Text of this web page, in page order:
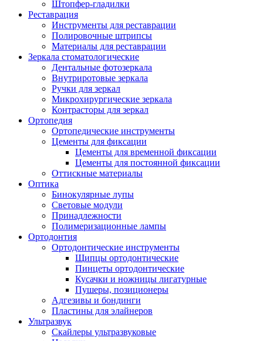
Штопфер-гладилки
Реставрация
Инструменты для реставрации
Полировочные штрипсы
Материалы для реставрации
Зеркала стоматологические
Дентальные фотозеркала
Внутриротовые зеркала
Ручки для зеркал
Микрохирургические зеркала
Контрасторы для зеркал
Ортопедия
Ортопедические инструменты
Цементы для фиксации
Цементы для временной фиксации
Цементы для постоянной фиксации
Оттискные материалы
Оптика
Бинокулярные лупы
Световые модули
Принадлежности
Полимеризационные лампы
Ортодонтия
Ортодонтические инструменты
Щипцы ортодонтические
Пинцеты ортодонтические
Кусачки и ножницы лигатурные
Пушеры, позиционеры
Адгезивы и бондинги
Пластины для элайнеров
Ультразвук
Скайлеры ультразвуковые